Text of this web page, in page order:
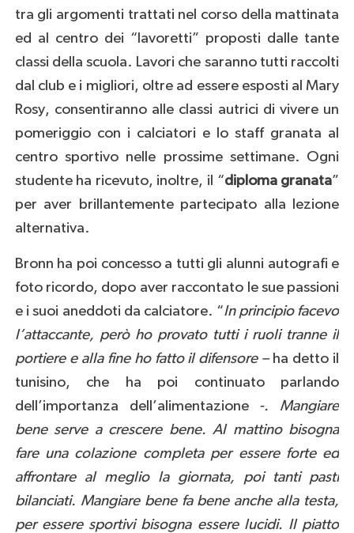
tra gli argomenti trattati nel corso della mattinata
ed al centro dei “lavoretti” proposti dalle tante
classi della scuola. Lavori che saranno tutti raccolti
dal club e i migliori, oltre ad essere esposti al Mary
Rosy, consentiranno alle classi autrici di vivere un
pomeriggio con i calciatori e lo staff granata al
centro sportivo nelle prossime settimane. Ogni
studente ha ricevuto, inoltre, il “diploma granata”
per aver brillantemente partecipato alla lezione
alternativa.
Bronn ha poi concesso a tutti gli alunni autografi e
foto ricordo, dopo aver raccontato le sue passioni
e i suoi aneddoti da calciatore. “In principio facevo
l’attaccante, però ho provato tutti i ruoli tranne il
portiere e alla fine ho fatto il difensore – ha detto il
tunisino, che ha poi continuato parlando
dell’importanza dell’alimentazione-. Mangiare
bene serve a crescere bene. Al mattino bisogna
fare una colazione completa per essere forte ed
affrontare al meglio la giornata, poi tanti pasti
bilanciati. Mangiare bene fa bene anche alla testa,
per essere sportivi bisogna essere lucidi. Il piatto